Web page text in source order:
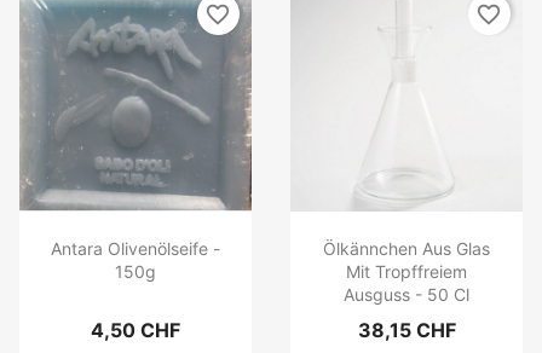
Antara Olivenölseife -
150g
4,50 CHF
favorite_border
Ölkännchen Aus Glas
Mit Tropffreiem
Ausguss - 50 Cl
38,15 CHF
favorite_border